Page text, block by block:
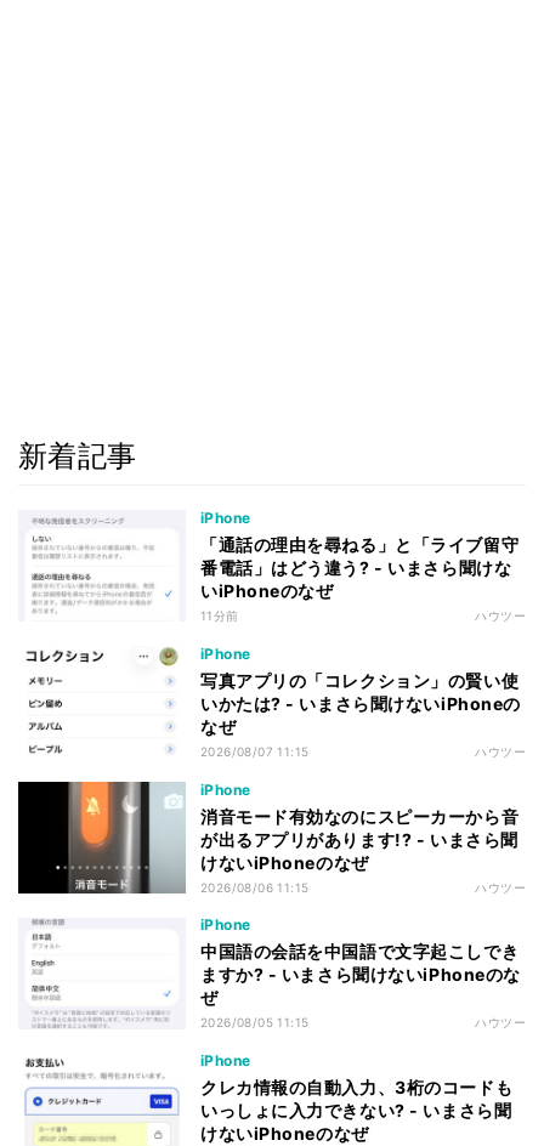
新着記事
iPhone
「通話の理由を尋ねる」と「ライブ留守
番電話」はどう違う? - いまさら聞けな
いiPhoneのなぜ
11分前 ハウツー
iPhone
写真アプリの「コレクション」の賢い使
いかたは? - いまさら聞けないiPhoneの
なぜ
2026/08/07 11:15 ハウツー
iPhone
消音モード有効なのにスピーカーから音
が出るアプリがあります!? - いまさら聞
けないiPhoneのなぜ
2026/08/06 11:15 ハウツー
iPhone
中国語の会話を中国語で文字起こしでき
ますか? - いまさら聞けないiPhoneのな
ぜ
2026/08/05 11:15 ハウツー
iPhone
クレカ情報の自動入力、3桁のコードも
いっしょに入力できない? - いまさら聞
けないiPhoneのなぜ